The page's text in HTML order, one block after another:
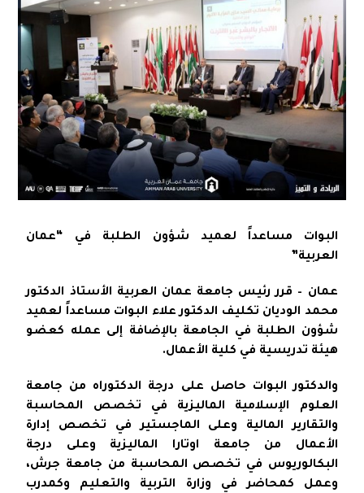
البوات مساعداً لعميد شؤون الطلبة في “عمان
العربية”
عمان – قرر رئيس جامعة عمان العربية الأستاذ الدكتور
محمد الوديان تكليف الدكتور علاء البوات مساعداً لعميد
شؤون الطلبة في الجامعة بالإضافة إلى عمله كعضو
هيئة تدريسية في كلية الأعمال.
والدكتور البوات حاصل على درجة الدكتوراه من جامعة
العلوم الإسلامية الماليزية في تخصص المحاسبة
والتقارير المالية وعلى الماجستير في تخصص إدارة
الأعمال من جامعة اوتارا الماليزية وعلى درجة
البكالوريوس في تخصص المحاسبة من جامعة جرش،
وعمل كمحاضر في وزارة التربية والتعليم وكمدرب